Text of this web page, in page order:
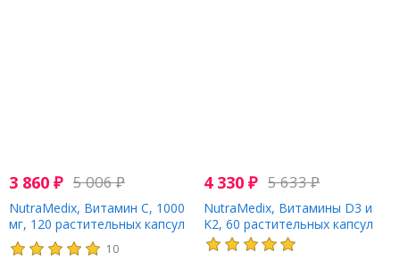
3 860 ₽ 5 006₽
NutraMedix, Витамин C, 1000
мг, 120 растительных капсул
10
4 330₽ 5 633₽
NutraMedix, Витамины D3 и
K2, 60 растительных капсул